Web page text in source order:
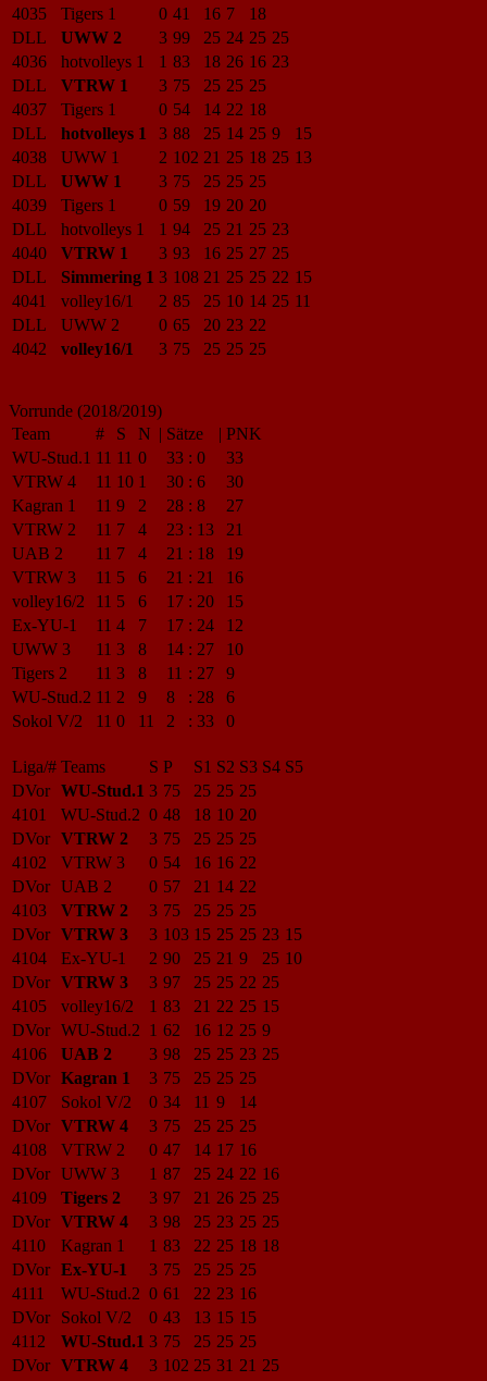
4035
Tigers 1 0 41 16 7
18
DLL
UWW 2 3 99 25 24 25 25
4036
hotvolleys 1 1 83 18 26 16 23
DLL
VTRW 1 3 75 25 25 25
4037
Tigers 1 0 54 14 22 18
DLL
hotvolleys 1 3 88 25 14 25 9
15
4038
UWW 1 2 102 21 25 18 25 13
DLL
UWW 1 3 75 25 25 25
4039
Tigers 1 0 59 19 20 20
DLL
hotvolleys 1 1 94 25 21 25 23
4040
VTRW 1 3 93 16 25 27 25
DLL
Simmering 1 3 108 21 25 25 22 15
4041
volley16/1 2 85 25 10 14 25 11
DLL
UWW 2 0 65 20 23 22
4042
volley16/1 3 75 25 25 25
Vorrunde (2018/2019)
Team
# S N | Sätze | PNK
WU-Stud.1 11 11 0 33 : 0
33
VTRW 4
11 10 1 30 : 6
30
Kagran 1
11 9 2 28 : 8
27
VTRW 2
11 7 4 23 : 13
21
UAB 2
11 7 4 21 : 18
19
VTRW 3
11 5 6 21 : 21
16
volley16/2
11 5 6 17 : 20
15
Ex-YU-1
11 4 7 17 : 24
12
UWW 3
11 3 8 14 : 27
10
Tigers 2
11 3 8 11 : 27
9
WU-Stud.2 11 2 9 8 : 28
6
Sokol V/2
11 0 11 2 : 33 0
Liga/# Teams S P S1 S2 S3 S4 S5
DVor WU-Stud.1 3 75 25 25 25
4101
WU-Stud.2 0 48 18 10 20
DVor VTRW 2 3 75 25 25 25
4102
VTRW 3 0 54 16 16 22
DVor UAB 2 0 57 21 14 22
4103
VTRW 2 3 75 25 25 25
DVor VTRW 3 3 103 15 25 25 23 15
4104
Ex-YU-1 2 90 25 21 9 25 10
DVor VTRW 3 3 97 25 25 22 25
4105
volley16/2 1 83 21 22 25 15
DVor WU-Stud.2 1 62 16 12 25 9
4106
UAB 2 3 98 25 25 23 25
DVor Kagran 1 3 75 25 25 25
4107
Sokol V/2 0 34 11 9
14
DVor VTRW 4 3 75 25 25 25
4108
VTRW 2 0 47 14 17 16
DVor UWW 3 1 87 25 24 22 16
4109
Tigers 2 3 97 21 26 25 25
DVor VTRW 4 3 98 25 23 25 25
4110
Kagran 1 1 83 22 25 18 18
DVor Ex-YU-1 3 75 25 25 25
4111
WU-Stud.2 0 61 22 23 16
DVor
Sokol V/2 0 43 13 15 15
4112
WU-Stud.1 3 75 25 25 25
DVor VTRW 4 3 102 25 31 21 25